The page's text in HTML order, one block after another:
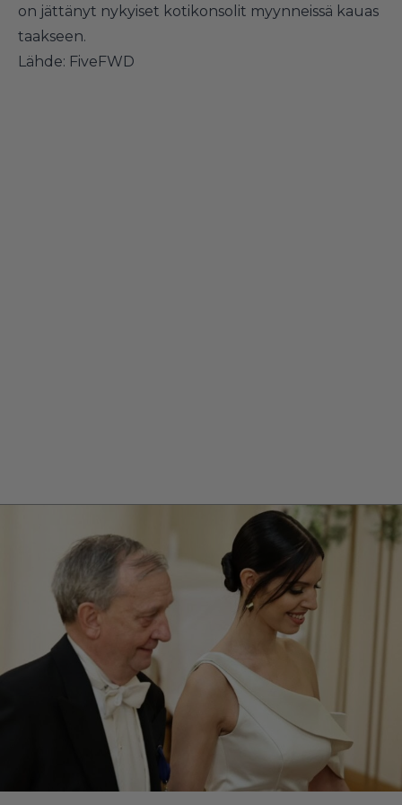
on jättänyt nykyiset kotikonsolit myynneissä kauas
taakseen.
Lähde: FiveFWD